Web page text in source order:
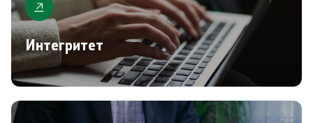
Интегритет